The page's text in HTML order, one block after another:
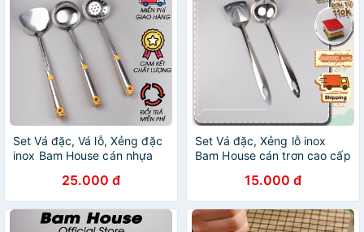
Set Vá đặc, Vá lỗ, Xẻng đặc
inox Bam House cán nhựa
bền SCV10 - Gia dụng bếp
25.000 đ
Set Vá đặc, Xẻng lỗ inox
Bam House cán trơn cao cấp
15.000 đ